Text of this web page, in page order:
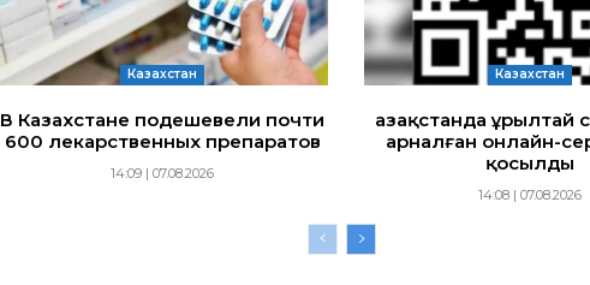
Казахстан
В Казахстане подешевели почти
600 лекарственных препаратов
14:09 | 07.08.2026
Казахстан
Қазақстанда Құрылтай
арналған онлайн-
қосылды
14:08 | 07.08.2026